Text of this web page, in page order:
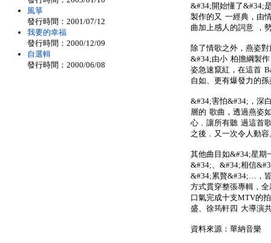
&#34;開始懂了&#34;
製作的又 一經典，由
曲加上感人的詞意 ，
除了情歌之外，燕姿
&#34;由小 柏擔綱製
姿急速竄紅，在這首
自如、更有爆發力的
&#34;害怕&#34;，深
層的 歌曲，透過燕姿
心﹐讓所有聽 過這首
之後﹐又一次令人動容
其他曲目如&#34;星期
&#34;、&#34;相信
&#34;累贅&#34;…，
方式貫穿整張專輯，
口氣完成十支MTV的
盛、徐筠軒四 大導演
資料來源：華納音樂
風箏
發行時間：2001/07/12
我要的幸福
發行時間：2000/12/09
自選輯
發行時間：2000/06/08